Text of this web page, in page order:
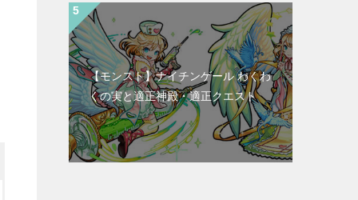
【モンスト】ナイチンゲール わくわ
くの実と適正神殿・適正クエスト